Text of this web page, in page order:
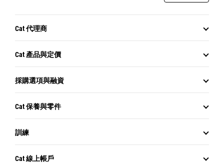
Cat 代理商
Cat 產品與定價
採購選項與融資
Cat 保養與零件
訓練
Cat 線上帳戶